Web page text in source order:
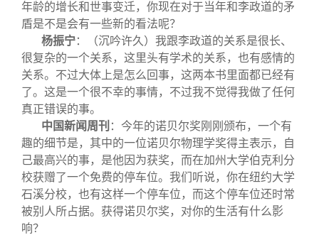
年龄的增长和世事变迁，你现在对于当年和李政道的矛
盾是不是会有一些新的看法呢？
杨振宁：（沉吟许久）我跟李政道的关系是很长、
很复杂的一个关系，这里头有学术的关系，也有感情的
关系。不过大体上是怎么回事，这两本书里面都已经有
了。这是一个很不幸的事情，不过我不觉得我做了任何
真正错误的事。
中国新闻周刊 ：今年的诺贝尔奖刚刚颁布，一个有
趣的细节是，其中的一位诺贝尔物理学奖得主表示，自
己最高兴的事，是他因为获奖，而在加州大学伯克利分
校获赠了一个免费的停车位。我们听说，你在纽约大学
石溪分校，也有这样一个停车位，而这个停车位还时常
被别人所占据。获得诺贝尔奖，对你的生活有什么影
响？